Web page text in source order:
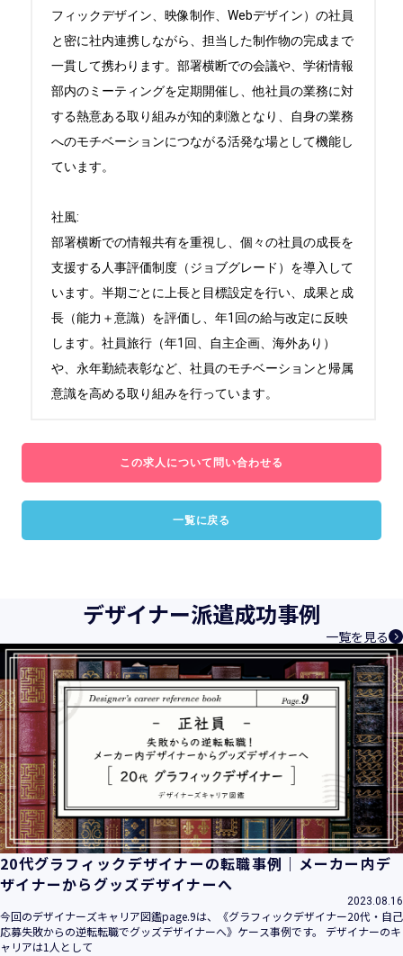
フィックデザイン、映像制作、Webデザイン）の社員
と密に社内連携しながら、担当した制作物の完成まで
一貫して携わります。部署横断での会議や、学術情報
部内のミーティングを定期開催し、他社員の業務に対
する熱意ある取り組みが知的刺激となり、自身の業務
へのモチベーションにつながる活発な場として機能し
ています。
社風:
部署横断での情報共有を重視し、個々の社員の成長を
支援する人事評価制度（ジョブグレード）を導入して
います。半期ごとに上長と目標設定を行い、成果と成
長（能力＋意識）を評価し、年1回の給与改定に反映
します。社員旅行（年1回、自主企画、海外あり）
や、永年勤続表彰など、社員のモチベーションと帰属
意識を高める取り組みを行っています。
この求人について問い合わせる
一覧に戻る
デザイナー派遣成功事例
一覧を見る
20代グラフィックデザイナーの転職事例｜メーカー内デ
ザイナーからグッズデザイナーへ
2023.08.16
今回のデザイナーズキャリア図鑑page.9は、《グラフィックデザイナー20代・自己
応募失敗からの逆転転職でグッズデザイナーへ》ケース事例です。 デザイナーのキ
ャリアは1人として